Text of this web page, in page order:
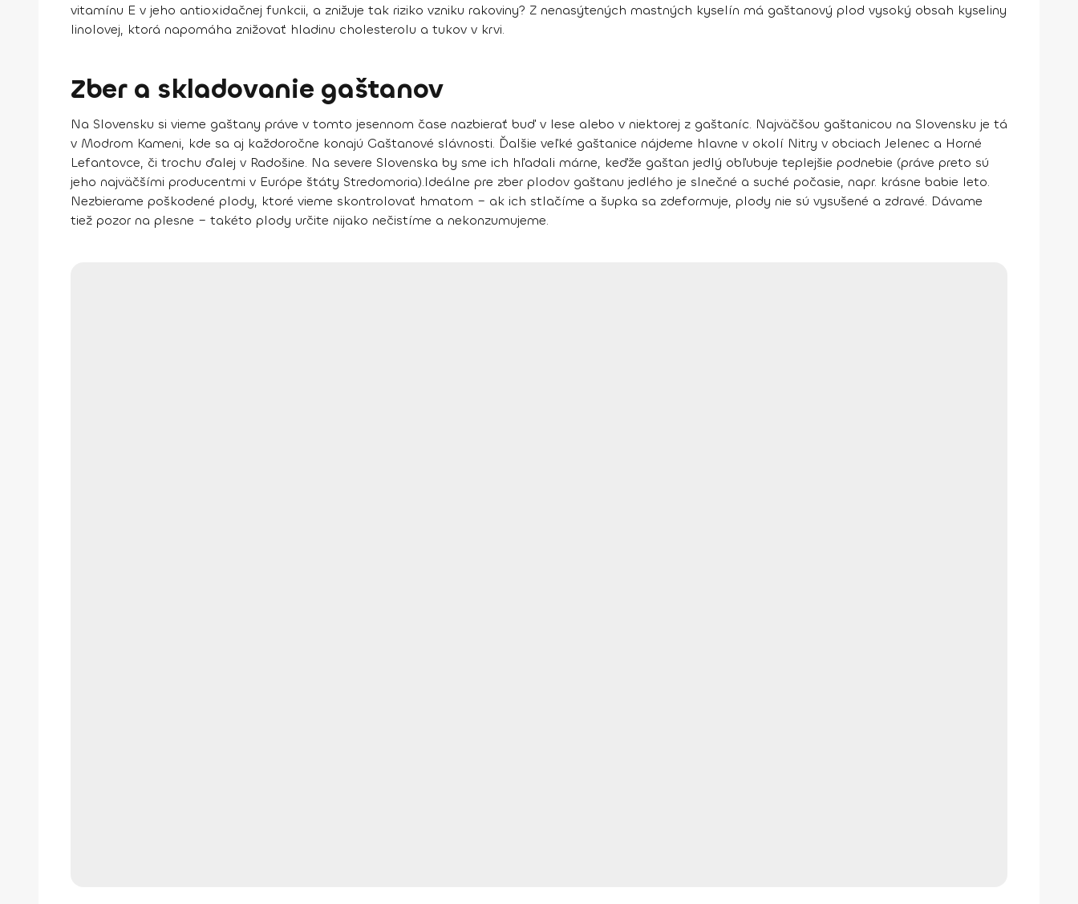
vitamínu E v jeho antioxidačnej funkcii, a znižuje tak riziko vzniku rakoviny? Z nenasýtených mastných kyselín má gaštanový plod vysoký obsah kyseliny
linolovej, ktorá napomáha znižovať hladinu cholesterolu a tukov v krvi.
Zber a skladovanie gaštanov
Na Slovensku si vieme gaštany práve v tomto jesennom čase nazbierať buď v lese alebo v niektorej z gaštaníc. Najväčšou gaštanicou na Slovensku je tá
v Modrom Kameni, kde sa aj každoročne konajú Gaštanové slávnosti. Ďalšie veľké gaštanice nájdeme hlavne v okolí Nitry v obciach Jelenec a Horné
Lefantovce, či trochu ďalej v Radošine. Na severe Slovenska by sme ich hľadali márne, keďže gaštan jedlý obľubuje teplejšie podnebie (práve preto sú
jeho najväčšími producentmi v Európe štáty Stredomoria).Ideálne pre zber plodov gaštanu jedlého je slnečné a suché počasie, napr. krásne babie leto.
Nezbierame poškodené plody, ktoré vieme skontrolovať hmatom – ak ich stlačíme a šupka sa zdeformuje, plody nie sú vysušené a zdravé. Dávame
tiež pozor na plesne – takéto plody určite nijako nečistíme a nekonzumujeme.